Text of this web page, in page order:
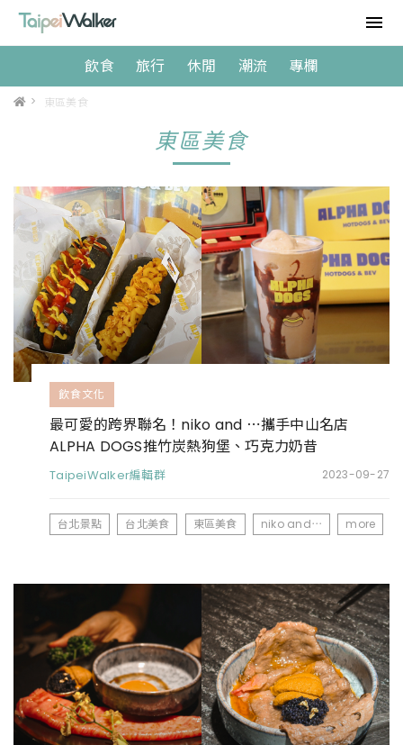
飲食 旅行 休閒 潮流 專欄
> 東區美食
東區美食
飲食文化
最可愛的跨界聯名！niko and ⋯攜手中山名店
ALPHA DOGS推竹炭熱狗堡、巧克力奶昔
TaipeiWalker編輯群 2023-09-27
台北景點 台北美食 東區美食 niko and⋯ more